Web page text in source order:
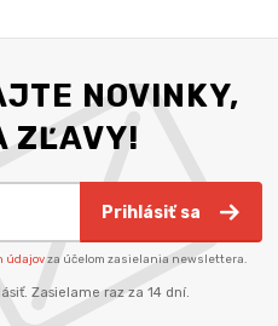
NOVINKY,
ZĽAVY!
Prihlásiť sa
údajovza účelom zasielania newslettera.
Zasielame raz za 14 dní.